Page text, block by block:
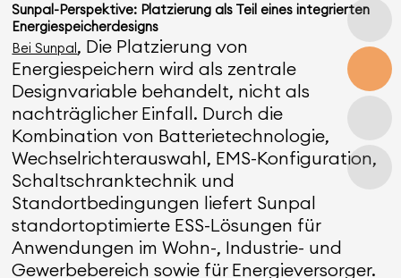
Sunpal-Perspektive: Platzierung als Teil eines integrierten
Energiespeicherdesigns
Bei Sunpal, Die Platzierung von
Energiespeichern wird als zentrale
Designvariable behandelt, nicht als
nachträglicher Einfall. Durch die
Kombination von Batterietechnologie,
Wechselrichterauswahl, EMS-Konfiguration,
Schaltschranktechnik und
Standortbedingungen liefert Sunpal
standortoptimierte ESS-Lösungen für
Anwendungen im Wohn-, Industrie- und
Gewerbebereich sowie für Energieversorger.